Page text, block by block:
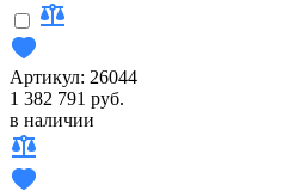
Артикул: 26044
1 382 791 руб.
в наличии